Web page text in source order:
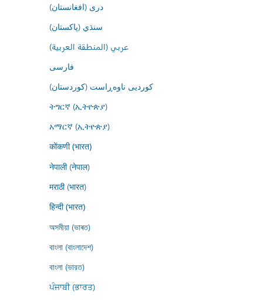
درى (افغانستان)
سنڌي (پاکستان)
عربي (المنطقة العربية)
فارسى
کوردیی ناوەڕاست (کوردستان)
ትግርኛ (ኢትዮጵያ)
አማርኛ (ኢትዮጵያ)
कोंकणी (भारत)
नेपाली (नेपाल)
मराठी (भारत)
हिन्दी (भारत)
অসমীয়া (ভাৰত)
বাংলা (বাংলাদেশ)
বাংলা (ভারত)
ਪੰਜਾਬੀ (ਭਾਰਤ)